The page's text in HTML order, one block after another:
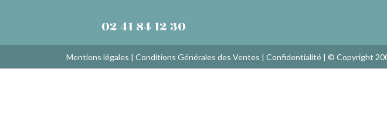
02 41 84 12 30
Mentions légales | Conditions Générales des Ventes | Confidentialité| © Copyright